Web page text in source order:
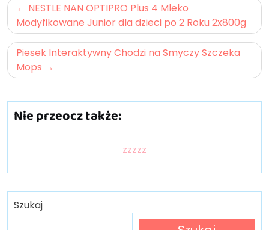
Nawigacja
wpisu
NESTLE NAN OPTIPRO Plus 4 Mleko
Modyfikowane Junior dla dzieci po 2 Roku 2x800g
Piesek Interaktywny Chodzi na Smyczy Szczeka
Mops
Nie przeocz także:
zzzzz
Szukaj